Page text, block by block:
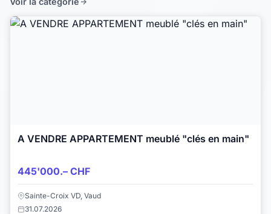
A VENDRE APPARTEMENT meublé "clés en main"
445'000.– CHF
Sainte-Croix VD, Vaud
31.07.2026